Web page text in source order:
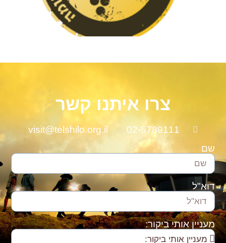
צרו איתנו קשר
02-5789111
visit@telshilo.org.il
שם
דוא"ל
מעניין אותי ביקור: